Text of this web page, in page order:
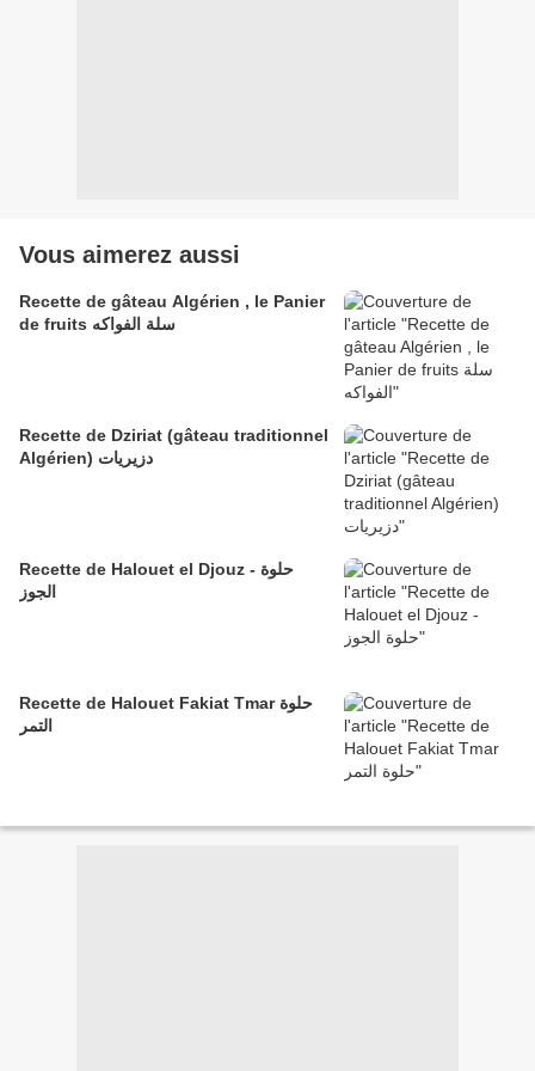
Vous aimerez aussi
Recette de gâteau Algérien , le Panier
de fruits سلة الفواكه
Recette de Dziriat (gâteau traditionnel
Algérien) دزيريات
Recette de Halouet el Djouz - حلوة
الجوز
Recette de Halouet Fakiat Tmar حلوة
التمر